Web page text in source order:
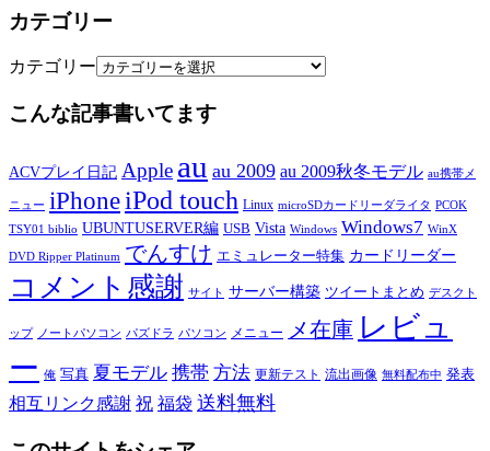
カテゴリー
カテゴリー
こんな記事書いてます
ACVプレイ日記 Apple au au 2009 au 2009秋冬モデル au携帯メ
ニュー iPhoneiPod touch Linux microSDカードリーダライタ PCOK
TSY01 biblio UBUNTUSERVER編 USB Vista Windows Windows7 WinX
DVD Ripper Platinum でんすけ エミュレーター特集 カードリーダー
コメント感謝 サイト サーバー構築 ツイートまとめ デスクト
ップ ノートパソコン パズドラ パソコン メニュー メ在庫 レビュ
ー 俺 写真 夏モデル 携帯 方法 更新テスト 流出画像 無料配布中 発表
相互リンク感謝 祝 福袋 送料無料